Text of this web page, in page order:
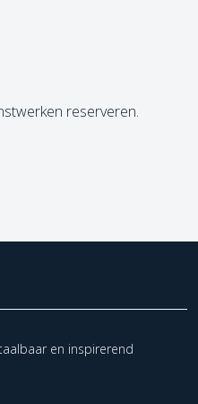
reserveren.
en inspirerend